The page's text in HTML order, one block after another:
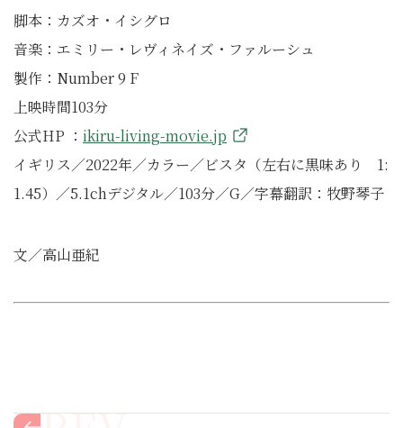
脚本：カズオ・イシグロ
音楽：エミリー・レヴィネイズ・ファルーシュ
製作：Number 9 F
上映時間103分
公式HP ： ikiru-living-movie.jp
イギリス／2022年／カラー／ビスタ（左右に黒味あり 1:
1.45）／5.1chデジタル／103分／G／字幕翻訳：牧野琴子
文／高山亜紀